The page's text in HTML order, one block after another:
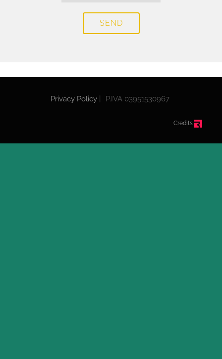
SEND
Privacy Policy| P.IVA 03951530967
Credits